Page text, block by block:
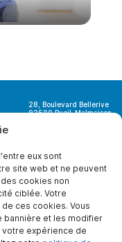
eux sont
site web et ne peuvent
cookies non
ciblée. Votre
ces cookies. Vous
bannière et les modifier
votre expérience de
28, Boulevard Bellerive
92500 Rueil-Malmaison
?